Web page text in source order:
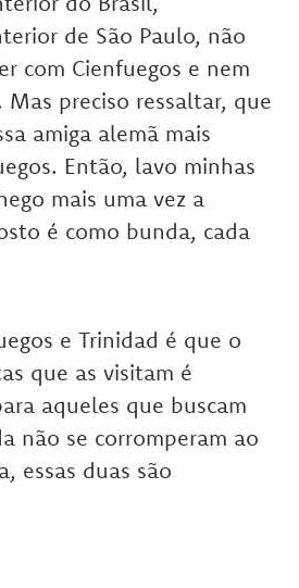
de São Paulo, não
com Cienfuegos e nem
Mas preciso ressaltar, que
amiga alemã mais
Então, lavo minhas
mais uma vez a
é como bunda, cada
e Trinidad é que o
que as visitam é
aqueles que buscam
não se corromperam ao
essas duas são